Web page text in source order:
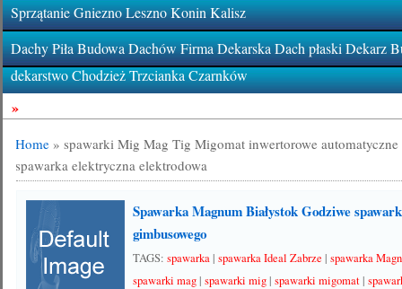
Sprzątanie Gniezno Leszno Konin Kalisz
Dachy Piła Budowa Dachów Firma Dekarska Dach płaski Dekarz
dekarstwo Chodzież Trzcianka Czarnków
»
Home »spawarki Mig Mag Tig Migomat inwertorowe automatyczne
spawarka elektryczna elektrodowa
Spawarka Magnum Białystok Godziwe
gimbusowego
TAGS:spawarka|spawarka Ideal Zabrze |spawarka
spawarki mag|spawarki mig|spawarki migomat|